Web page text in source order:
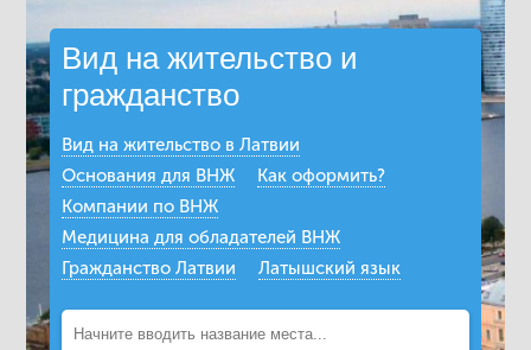
Вид на жительство и
гражданство
Вид на жительство в Латвии
Основания для ВНЖ
Как оформить?
Компании по ВНЖ
Медицина для обладателей ВНЖ
Гражданство Латвии
Латышский язык